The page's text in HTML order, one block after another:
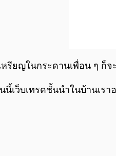
หรียญในกระดานเพื่อน ๆ
นี้เว็บเทรดชั้นนำในบ้านเรา